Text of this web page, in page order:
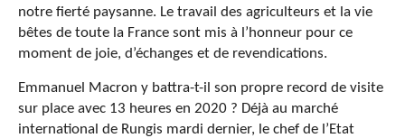
notre fierté paysanne. Le travail des agriculteurs et la vie
bêtes de toute la France sont mis à l’honneur pour ce
moment de joie, d’échanges et de revendications.
Emmanuel Macron y battra-t-il son propre record de visite
sur place avec 13 heures en 2020 ? Déjà au marché
international de Rungis mardi dernier, le chef de l’Etat